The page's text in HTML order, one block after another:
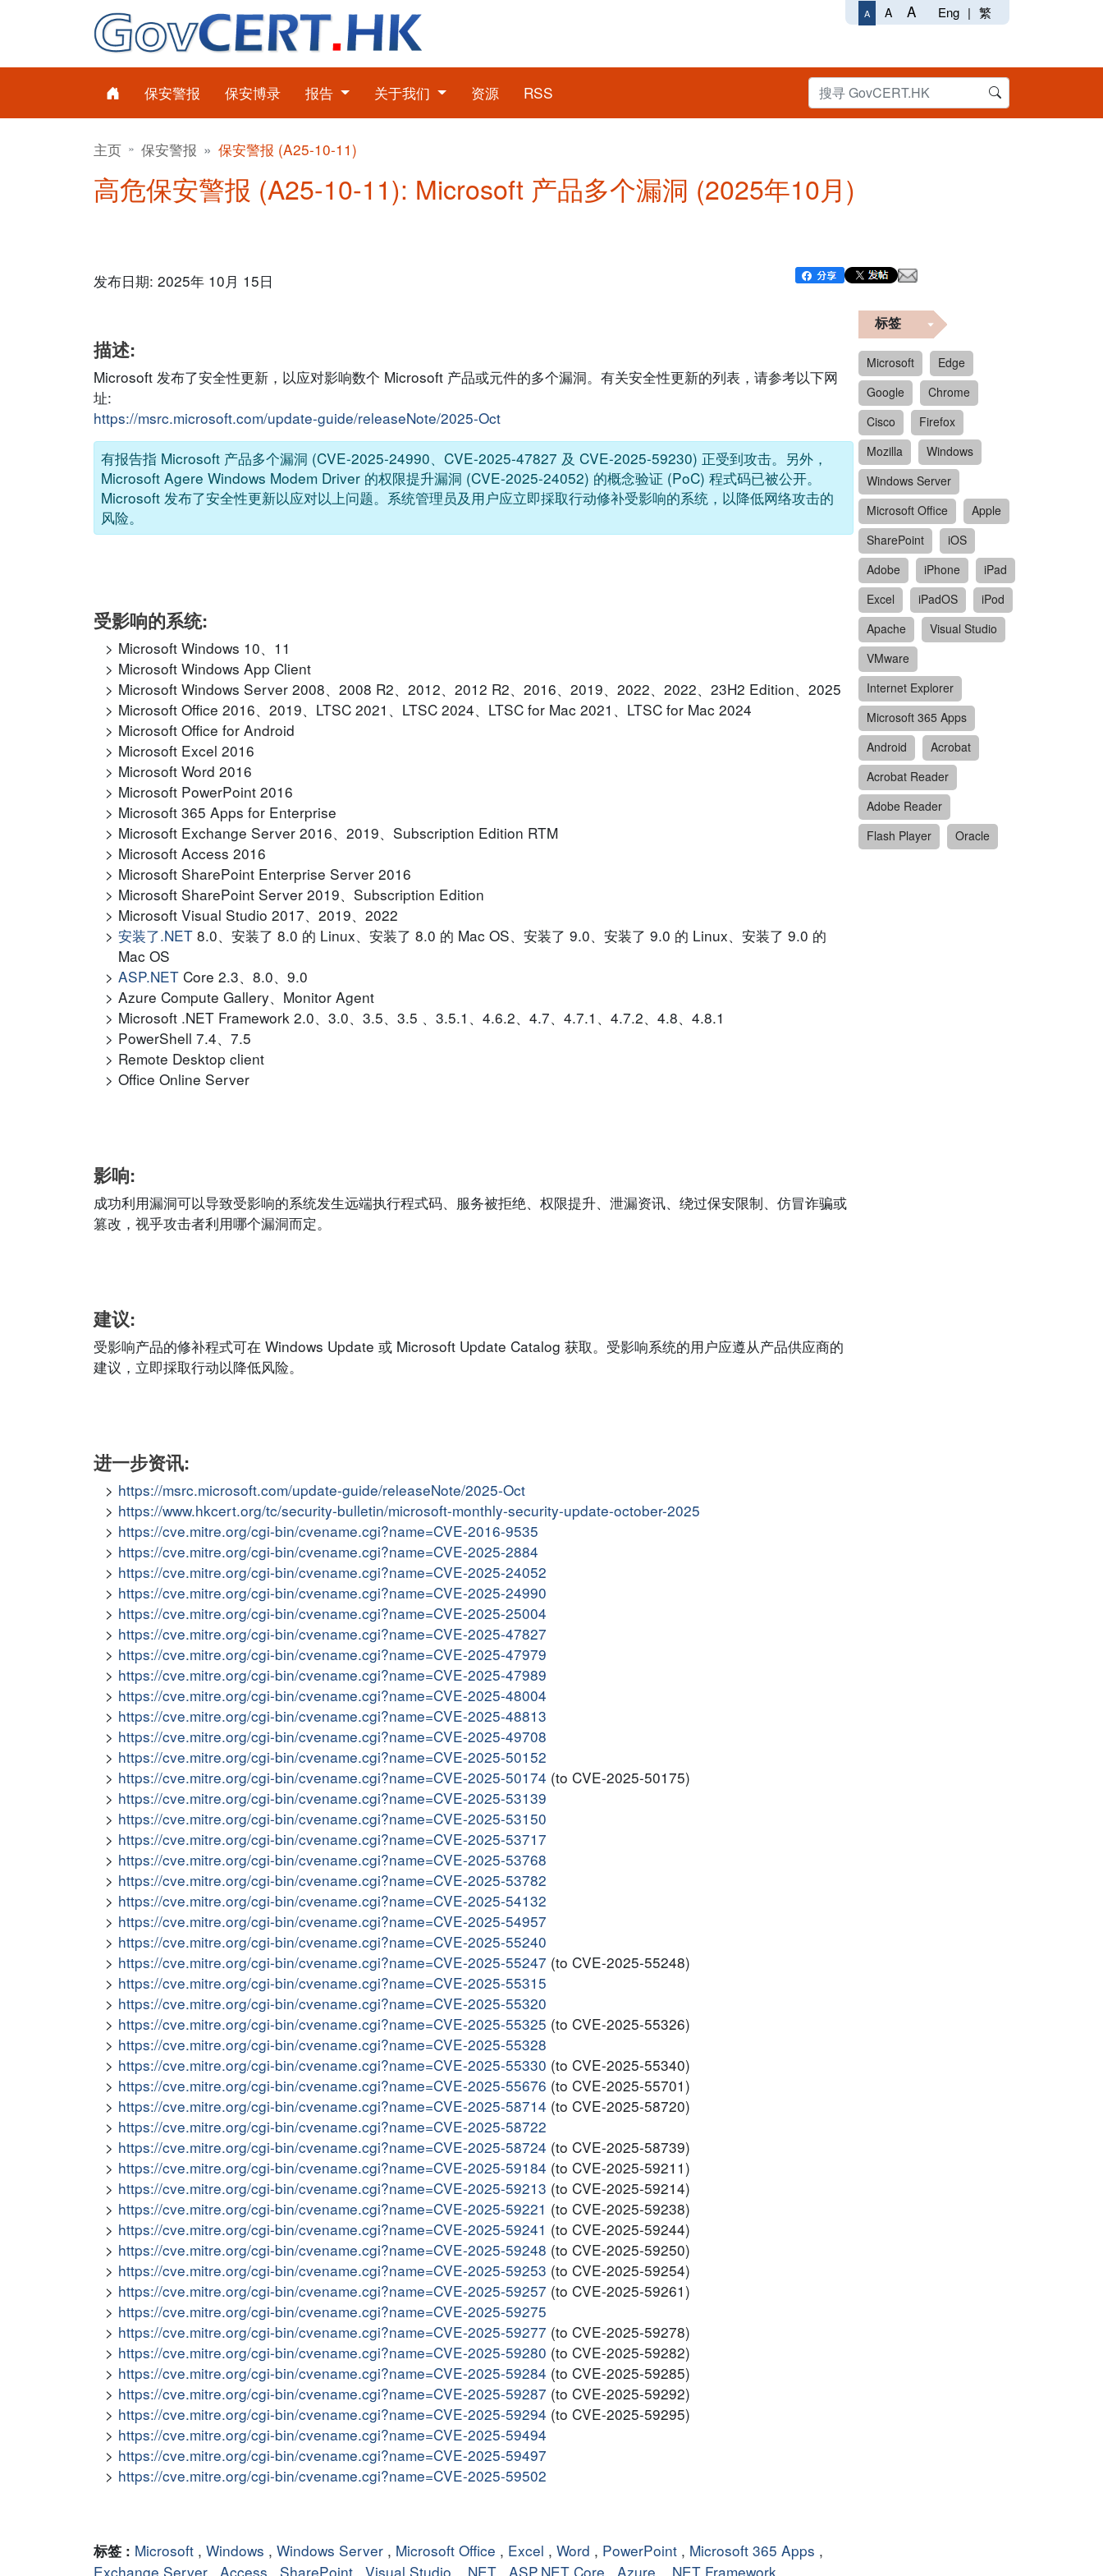
A A A Eng | 繁
保安警报 保安博录 报告 关于我们 资源 RSS
主页 保安警报 保安警报 (A25-10-11)
高危保安警报 (A25-10-11): Microsoft 产品多个漏洞 (2025年10月)
发布日期: 2025年 10月 15日
描述:
Microsoft 发布了安全性更新，以应对影响数个 Microsoft 产品或元件的多个漏洞。有关安全性更新的列表，请参考以下网
址:
https://msrc.microsoft.com/update-guide/releaseNote/2025-Oct
有报告指 Microsoft 产品多个漏洞 (CVE-2025-24990、CVE-2025-47827 及 CVE-2025-59230) 正受到攻击。另外，
Microsoft Agere Windows Modem Driver 的权限提升漏洞 (CVE-2025-24052) 的概念验证 (PoC) 程式码已被公开。
Microsoft 发布了安全性更新以应对以上问题。系统管理员及用户应立即採取行动修补受影响的系统，以降低网络攻击的
风险。
受影响的系统:
Microsoft Windows 10、11
Microsoft Windows App Client
Microsoft Windows Server 2008、2008 R2、2012、2012 R2、2016、2019、2022、2022、23H2 Edition、2025
Microsoft Office 2016、2019、LTSC 2021、LTSC 2024、LTSC for Mac 2021、LTSC for Mac 2024
Microsoft Office for Android
Microsoft Excel 2016
Microsoft Word 2016
Microsoft PowerPoint 2016
Microsoft 365 Apps for Enterprise
Microsoft Exchange Server 2016、2019、Subscription Edition RTM
Microsoft Access 2016
Microsoft SharePoint Enterprise Server 2016
Microsoft SharePoint Server 2019、Subscription Edition
Microsoft Visual Studio 2017、2019、2022
安装了.NET 8.0、安装了 8.0 的 Linux、安装了 8.0 的 Mac OS、安装了 9.0、安装了 9.0 的 Linux、安装了 9.0 的
Mac OS
ASP.NET Core 2.3、8.0、9.0
Azure Compute Gallery、Monitor Agent
Microsoft .NET Framework 2.0、3.0、3.5、3.5 、3.5.1、4.6.2、4.7、4.7.1、4.7.2、4.8、4.8.1
PowerShell 7.4、7.5
Remote Desktop client
Office Online Server
影响:
成功利用漏洞可以导致受影响的系统发生远端执行程式码、服务被拒绝、权限提升、泄漏资讯、绕过保安限制、仿冒诈骗或
篡改，视乎攻击者利用哪个漏洞而定。
建议:
受影响产品的修补程式可在 Windows Update 或 Microsoft Update Catalog 获取。受影响系统的用户应遵从产品供应商的
建议，立即採取行动以降低风险。
进一步资讯:
https://msrc.microsoft.com/update-guide/releaseNote/2025-Oct
https://www.hkcert.org/tc/security-bulletin/microsoft-monthly-security-update-october-2025
https://cve.mitre.org/cgi-bin/cvename.cgi?name=CVE-2016-9535
https://cve.mitre.org/cgi-bin/cvename.cgi?name=CVE-2025-2884
https://cve.mitre.org/cgi-bin/cvename.cgi?name=CVE-2025-24052
https://cve.mitre.org/cgi-bin/cvename.cgi?name=CVE-2025-24990
https://cve.mitre.org/cgi-bin/cvename.cgi?name=CVE-2025-25004
https://cve.mitre.org/cgi-bin/cvename.cgi?name=CVE-2025-47827
https://cve.mitre.org/cgi-bin/cvename.cgi?name=CVE-2025-47979
https://cve.mitre.org/cgi-bin/cvename.cgi?name=CVE-2025-47989
https://cve.mitre.org/cgi-bin/cvename.cgi?name=CVE-2025-48004
https://cve.mitre.org/cgi-bin/cvename.cgi?name=CVE-2025-48813
https://cve.mitre.org/cgi-bin/cvename.cgi?name=CVE-2025-49708
https://cve.mitre.org/cgi-bin/cvename.cgi?name=CVE-2025-50152
https://cve.mitre.org/cgi-bin/cvename.cgi?name=CVE-2025-50174 (to CVE-2025-50175)
https://cve.mitre.org/cgi-bin/cvename.cgi?name=CVE-2025-53139
https://cve.mitre.org/cgi-bin/cvename.cgi?name=CVE-2025-53150
https://cve.mitre.org/cgi-bin/cvename.cgi?name=CVE-2025-53717
https://cve.mitre.org/cgi-bin/cvename.cgi?name=CVE-2025-53768
https://cve.mitre.org/cgi-bin/cvename.cgi?name=CVE-2025-53782
https://cve.mitre.org/cgi-bin/cvename.cgi?name=CVE-2025-54132
https://cve.mitre.org/cgi-bin/cvename.cgi?name=CVE-2025-54957
https://cve.mitre.org/cgi-bin/cvename.cgi?name=CVE-2025-55240
https://cve.mitre.org/cgi-bin/cvename.cgi?name=CVE-2025-55247 (to CVE-2025-55248)
https://cve.mitre.org/cgi-bin/cvename.cgi?name=CVE-2025-55315
https://cve.mitre.org/cgi-bin/cvename.cgi?name=CVE-2025-55320
https://cve.mitre.org/cgi-bin/cvename.cgi?name=CVE-2025-55325 (to CVE-2025-55326)
https://cve.mitre.org/cgi-bin/cvename.cgi?name=CVE-2025-55328
https://cve.mitre.org/cgi-bin/cvename.cgi?name=CVE-2025-55330 (to CVE-2025-55340)
https://cve.mitre.org/cgi-bin/cvename.cgi?name=CVE-2025-55676 (to CVE-2025-55701)
https://cve.mitre.org/cgi-bin/cvename.cgi?name=CVE-2025-58714 (to CVE-2025-58720)
https://cve.mitre.org/cgi-bin/cvename.cgi?name=CVE-2025-58722
https://cve.mitre.org/cgi-bin/cvename.cgi?name=CVE-2025-58724 (to CVE-2025-58739)
https://cve.mitre.org/cgi-bin/cvename.cgi?name=CVE-2025-59184 (to CVE-2025-59211)
https://cve.mitre.org/cgi-bin/cvename.cgi?name=CVE-2025-59213 (to CVE-2025-59214)
https://cve.mitre.org/cgi-bin/cvename.cgi?name=CVE-2025-59221 (to CVE-2025-59238)
https://cve.mitre.org/cgi-bin/cvename.cgi?name=CVE-2025-59241 (to CVE-2025-59244)
https://cve.mitre.org/cgi-bin/cvename.cgi?name=CVE-2025-59248 (to CVE-2025-59250)
https://cve.mitre.org/cgi-bin/cvename.cgi?name=CVE-2025-59253 (to CVE-2025-59254)
https://cve.mitre.org/cgi-bin/cvename.cgi?name=CVE-2025-59257 (to CVE-2025-59261)
https://cve.mitre.org/cgi-bin/cvename.cgi?name=CVE-2025-59275
https://cve.mitre.org/cgi-bin/cvename.cgi?name=CVE-2025-59277 (to CVE-2025-59278)
https://cve.mitre.org/cgi-bin/cvename.cgi?name=CVE-2025-59280 (to CVE-2025-59282)
https://cve.mitre.org/cgi-bin/cvename.cgi?name=CVE-2025-59284 (to CVE-2025-59285)
https://cve.mitre.org/cgi-bin/cvename.cgi?name=CVE-2025-59287 (to CVE-2025-59292)
https://cve.mitre.org/cgi-bin/cvename.cgi?name=CVE-2025-59294 (to CVE-2025-59295)
https://cve.mitre.org/cgi-bin/cvename.cgi?name=CVE-2025-59494
https://cve.mitre.org/cgi-bin/cvename.cgi?name=CVE-2025-59497
https://cve.mitre.org/cgi-bin/cvename.cgi?name=CVE-2025-59502
标签 : Microsoft , Windows , Windows Server , Microsoft Office , Excel , Word , PowerPoint , Microsoft 365 Apps ,
Exchange Server
Access SharePoint Visual Studio .NET ASP.NET Core Azure .NET Framework
标签
Microsoft
Edge
Google
Chrome
Cisco
Firefox
Mozilla
Windows
Windows Server
Microsoft Office
Apple
SharePoint
iOS
Adobe
iPhone
iPad
Excel
iPadOS
iPod
Apache
Visual Studio
VMware
Internet Explorer
Microsoft 365 Apps
Android
Acrobat
Acrobat Reader
Adobe Reader
Flash Player
Oracle